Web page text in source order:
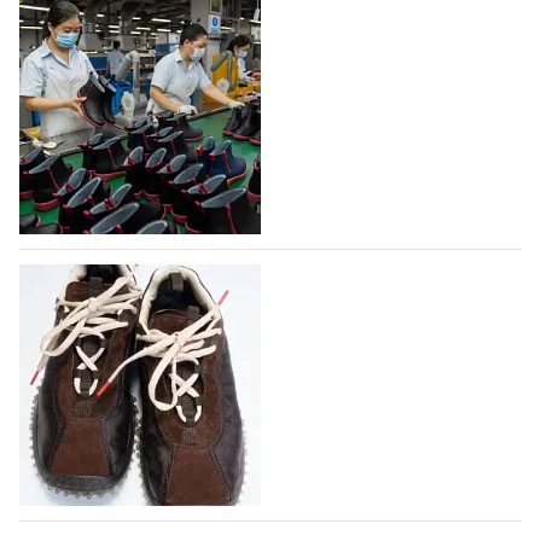
На платформе Lamoda - новый раздел и
условия продвижения локальных
дизайнерских марок
Российский маркетплейс Lamoda решил обновить
раздел для продажи продукции локальных
дизайнерских марок одежды, обуви и аксессуаров.
Бренды также получат маркетинговую…
06.08.2026 524
Объем мирового производства обуви в
2025 году практически не увеличился
В 2025 году мировое производство обуви
практически не изменилось, зафиксировав
незначительный рост на 0,1% до 24,6 млрд пар, -
данные опубликованы в аналитическом вестнике
«Всемирный ежегодник обуви 2026», Португальской
ассоциацией…